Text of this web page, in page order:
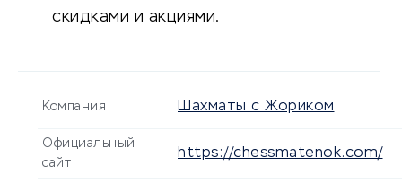
скидками и акциями.
Компания Шахматы с Жориком
Официальный
сайт
https://chessmatenok.com/